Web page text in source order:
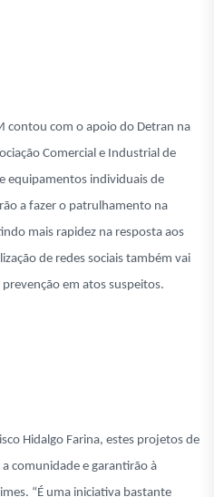
contou com o apoio do Detran na
Comercial e Industrial de
equipamentos individuais de
a fazer o patrulhamento na
mais rapidez na resposta aos
de redes sociais também vai
em atos suspeitos.
Hidalgo Farina, estes projetos de
comunidade e garantirão à
“É uma iniciativa bastante